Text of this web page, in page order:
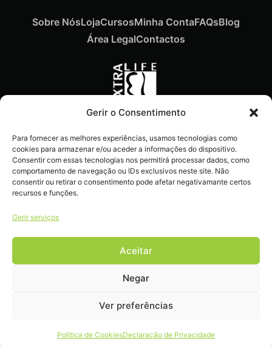
Gerir o Consentimento
Para fornecer as melhores experiências, usamos tecnologias como
cookies para armazenar e/ou aceder a informações do dispositivo.
Consentir com essas tecnologias nos permitirá processar dados, como
comportamento de navegação ou IDs exclusivos neste site. Não
consentir ou retirar o consentimento pode afetar negativamante certos
recursos e funções.
Gerir serviços
Aceitar
Negar
Ver preferências
Política de CookiesDeclaração de Privacidade
novidades e dicas
imperdíveis diretamente no
teu e-mail.
Sobre NósLojaCursosMinha ContaFAQsBlog
Área LegalContactos
Livro de reclamações
DEVELOPED BYDULCI.AI